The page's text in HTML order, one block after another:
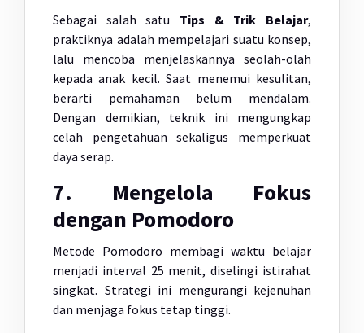
Sebagai salah satu Tips & Trik Belajar,
praktiknya adalah mempelajari suatu konsep,
lalu mencoba menjelaskannya seolah-olah
kepada anak kecil. Saat menemui kesulitan,
berarti pemahaman belum mendalam.
Dengan demikian, teknik ini mengungkap
celah pengetahuan sekaligus memperkuat
daya serap.
7. Mengelola Fokus
dengan Pomodoro
Metode Pomodoro membagi waktu belajar
menjadi interval 25 menit, diselingi istirahat
singkat. Strategi ini mengurangi kejenuhan
dan menjaga fokus tetap tinggi.